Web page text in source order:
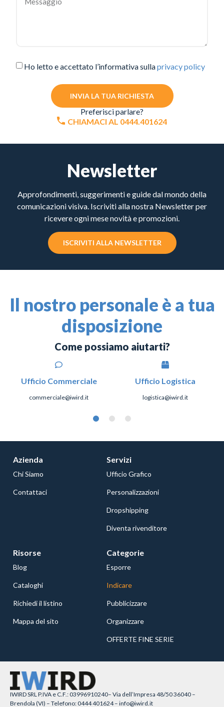
Ho letto e accettato l’informativa sullaprivacy policy
INVIA LA TUA RICHIESTA
Preferisci parlare?
CHIAMACI AL 0444.401624
Newsletter
Approfondimenti, suggerimenti e guide dal mondo della
comunicazioni visiva. Iscriviti alla nostra Newsletter per
ricevere ogni mese novità e promozioni.
ISCRIVITI ALLA NEWSLETTER
Il nostro personale è a tua
disposizione
Come possiamo aiutarti?
Ufficio Commerciale
commerciale@iwird.it
Ufficio Logistica
logistica@iwird.it
Azienda
Chi Siamo
Contattaci
Servizi
Ufficio Grafico
Personalizzazioni
Dropshipping
Diventa rivenditore
Risorse
Blog
Cataloghi
Richiedi il listino
Mappa del sito
Categorie
Esporre
Indicare
Pubblicizzare
Organizzare
OFFERTE FINE SERIE
IWIRD SRL P.IVA e C.F.: 03996910240– Via dell’Impresa 48/50 36040 –
Brendola (VI) – Telefono: 0444 401624 – info@iwird.it